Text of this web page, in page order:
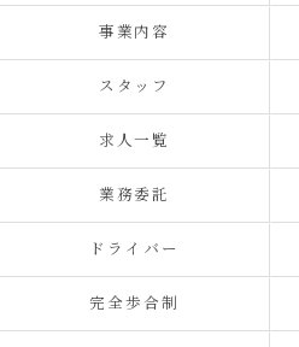
事業内容
スタッフ
求人一覧
業務委託
ドライバー
完全歩合制